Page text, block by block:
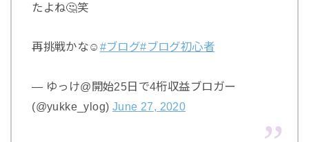
たよね🤔笑
再挑戦かな☺️ #ブログ#ブログ初心者
— ゆっけ@開始25日で4桁収益ブロガー
(@yukke_ylog) June 27, 2020